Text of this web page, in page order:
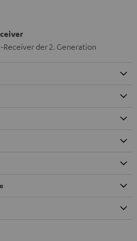
Receiver der 2. Generation